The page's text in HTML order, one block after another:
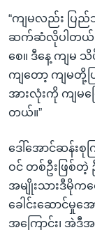
“ကျမလည်း ပြ
ဆက်ဆံလိုပါတယ်။
စေ။ ဒီနေ့ ကျမ
ကျတော့ ကျမတို့
အားလုံးကို ကျမပ
တယ်။”
ဒေါ်အောင်ဆန်းစု
ဝင် တစ်ဦးဖြစ်တဲ့
အမျိုးသားဒီမိုက
ခေါင်းဆောင်မှုအ
အကြောင်း၊ အဲ